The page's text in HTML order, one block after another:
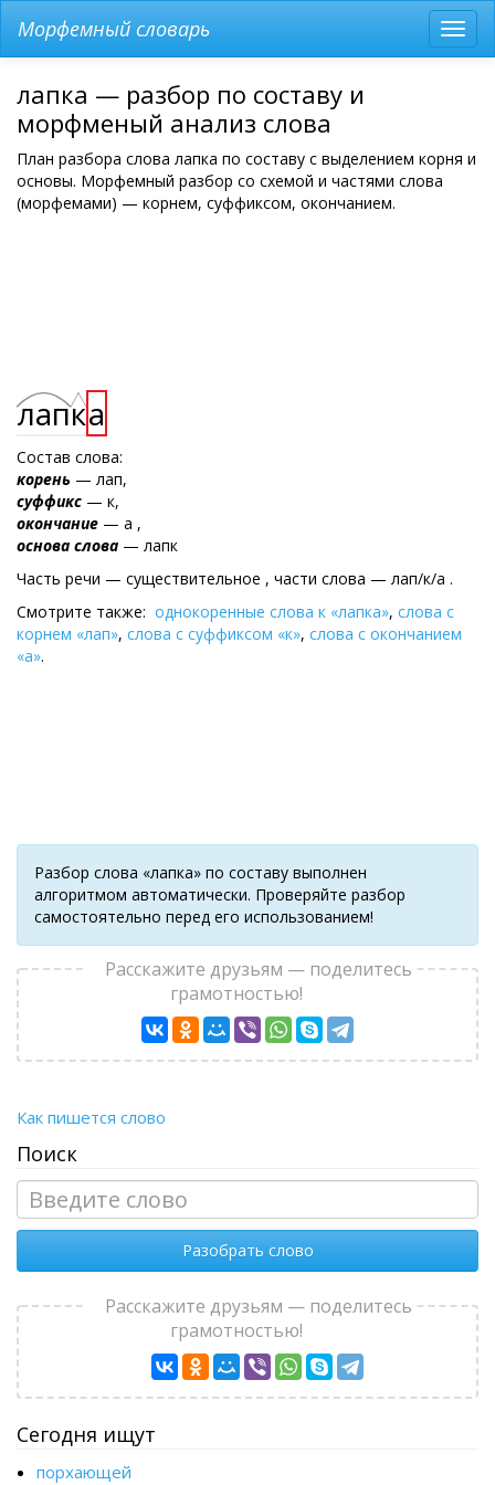
меню
Морфемный словарь
лапка — разбор по составу и
морфменый анализ слова
План разбора слова лапка по составу с выделением корня и
основы. Морфемный разбор со схемой и частями слова
(морфемами) — корнем, суффиксом, окончанием.
лапка
Состав слова:
корень — лап,
суффикс — к,
окончание — а ,
основа слова — лапк
Часть речи — существительное , части слова — лап/к/а .
Смотрите также: однокоренные слова к «лапка», слова с
корнем «лап», слова с суффиксом «к», слова с окончанием
«а».
Разбор слова «лапка» по составу выполнен
алгоритмом автоматически. Проверяйте разбор
самостоятельно перед его использованием!
Расскажите друзьям — поделитесь
грамотностью!
Как пишется слово
Поиск
Разобрать слово
Расскажите друзьям — поделитесь
грамотностью!
Сегодня ищут
порхающей